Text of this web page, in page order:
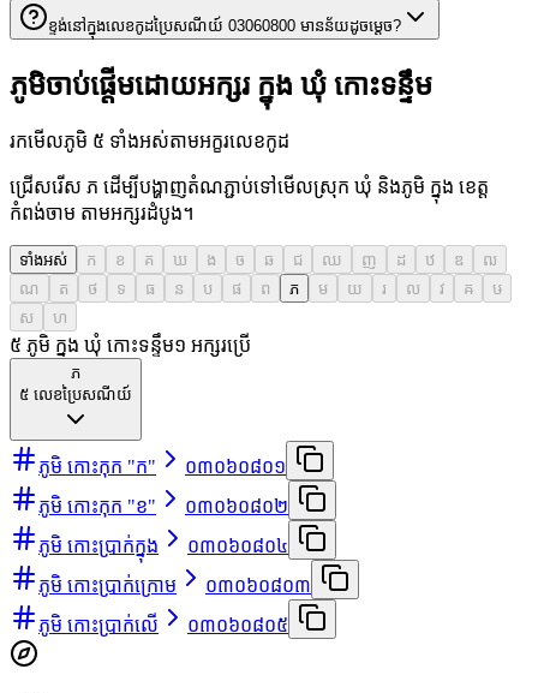
ខ្ទង់នៅក្នុងលេខកូដប្រៃសណីយ៍ 03060800 មានន័យដូចម្តេច?
ភូមិចាប់ផ្តើមដោយអក្សរ ក្នុង ឃុំ កោះទន្ទឹម
រកមើលភូមិ ៥ ទាំងអស់តាមអក្ខរលេខកូដ
ជ្រើសរើស ភ ដើម្បីបង្ហាញតំណភ្ជាប់ទៅមើលស្រុក ឃុំ និងភូមិ ក្នុង ខេត្ត
កំពង់ចាម តាមអក្សរដំបូង។
ទាំងអស់ ក ខ គ ឃ ង ច ឆ ជ ឈ ញ ដ ឋ ឌ
ឍ
ណ
ត ថ ទ ធ ន ប ផ ព ភ ម យ រ ល វ ឝ
ឞ
ស
ហ
៥ ភូមិ ក្នុង ឃុំ កោះទន្ទឹម១ អក្សរប្រើ
ភ
៥ លេខប្រៃសណីយ៍
ភូមិ កោះកុក "ក"
០៣០៦០៨០១
ភូមិ កោះកុក "ខ"
០៣០៦០៨០២
ភូមិ កោះប្រាក់ក្នុង
០៣០៦០៨០៤
ភូមិ កោះប្រាក់ក្រោម
០៣០៦០៨០៣
ភូមិ កោះប្រាក់លើ
០៣០៦០៨០៥